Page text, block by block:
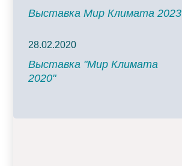
Выставка Мир Климата 2023
28.02.2020
Выставка "Мир Климата
2020"